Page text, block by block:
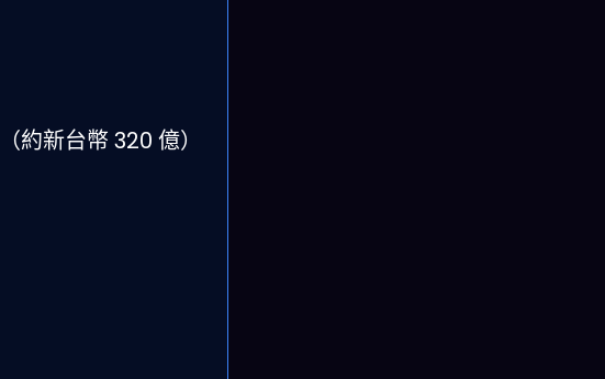
（約新台幣 320 億）